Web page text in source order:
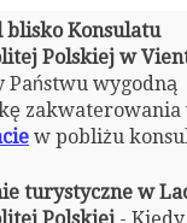
blisko Konsulatu
Polskiej w
Państwu wygodną
zakwaterowania
w pobliżu
turystyczne w
Polskiej- Kiedy